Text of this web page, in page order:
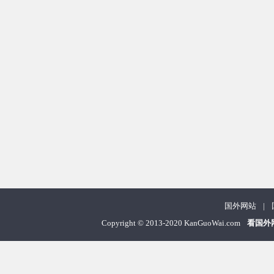
国外网站 |
Copyright© 2013-2020 KanGuoWai.com 看国外